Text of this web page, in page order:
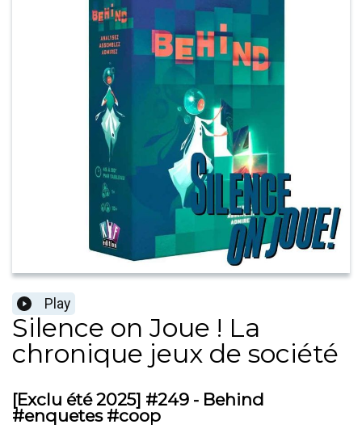
Play
Silence on Joue ! La
chronique jeux de société
[Exclu été 2025] #249 - Behind
#enquetes #coop